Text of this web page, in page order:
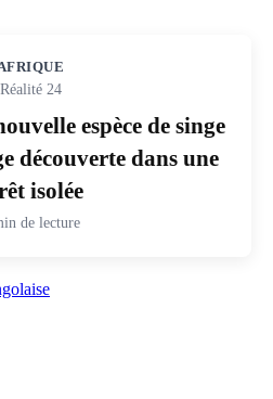
Réalité 24
espèce de singe
découverte dans une
isolée
de lecture